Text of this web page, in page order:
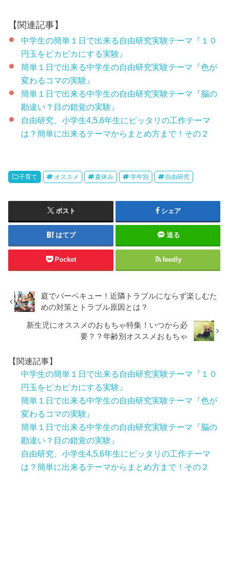
【関連記事】
中学生の簡単１日で出来る自由研究実験テーマ『１０
円玉をピカピカにする実験』
簡単１日で出来る中学生の自由研究実験テーマ『色が
変わるコマの実験』
簡単１日で出来る中学生の自由研究実験テーマ『脳の
勘違い？目の錯覚の実験』
自由研究、小学生4,5,6年生にピッタリの工作テーマ
は？簡単に出来るテーマからまとめ方まで！その２
子育て オススメ 夏休み 学年別 自由研究
ポスト シェア
はてブ 送る
Pocket feedly
庭でバーベキュー！近隣トラブルにならず楽しむた
めの対策とトラブル原因とは？
新生児にオススメのおもちゃ特集！いつから必
要？？年齢別オススメおもちゃ
【関連記事】
中学生の簡単１日で出来る自由研究実験テーマ『１０
円玉をピカピカにする実験』
簡単１日で出来る中学生の自由研究実験テーマ『色が
変わるコマの実験』
簡単１日で出来る中学生の自由研究実験テーマ『脳の
勘違い？目の錯覚の実験』
自由研究、小学生4,5,6年生にピッタリの工作テーマ
は？簡単に出来るテーマからまとめ方まで！その２